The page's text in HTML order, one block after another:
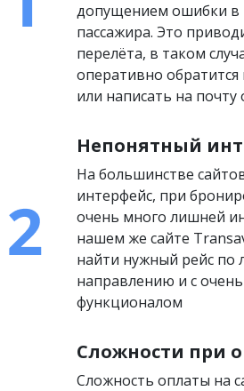
допущением ошибки
пассажира. Это
перелёта, в таком
оперативно
или написать на почту
Непонятный
На большинстве
интерфейс, при
очень много лишней
нашем же сайте
найти нужный рейс по
направлению и с
функционалом
Сложности при
Сложность оплаты на